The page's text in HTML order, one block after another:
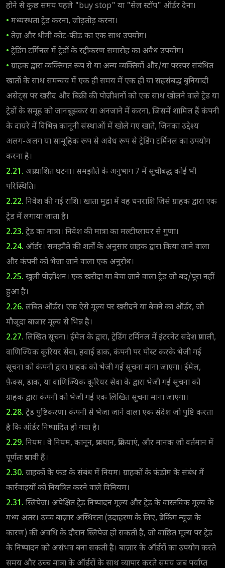
होने से कुछ समय पहले "buy stop" या "सेल स्टॉप" ऑर्डर देना।
• मध्यस्थता ट्रेड करना, जोड़तोड़ करना।
• तेज़ और धीमी कोट-फीड का एक साथ उपयोग।
• ट्रेडिंग टर्मिनल में ट्रेडों के रद्दीकरण समारोह का अवैध उपयोग।
• ग्राहक द्वारा व्यक्तिगत रूप से या अन्य व्यक्तियों और/या परस्पर संबंधित
खातों के साथ समन्वय में एक ही समय में एक ही या सहसंबद्ध बुनियादी
असेट्स पर खरीद और बिक्री की पोज़ीशनों को एक साथ खोलने वाले ट्रेड या
ट्रेडों के समूह को जानबूझकर या अनजाने में करना, जिसमें शामिल हैं कंपनी
के दायरे में विभिन्न कानूनी संस्थाओं में खोले गए खाते, जिनका उद्देश्य
अलग-अलग या सामूहिक रूप से अवैध रूप से ट्रेडिंग टर्मिनल का उपयोग
करना है।
2.21. अप्रत्याशित घटना। समझौते के अनुभाग 7 में सूचीबद्ध कोई भी
परिस्थिति।
2.22. निवेश की गई राशि। खाता मुद्रा में वह धनराशि जिसे ग्राहक द्वारा एक
ट्रेड में लगाया जाता है।
2.23. ट्रेड का मात्रा। निवेश की मात्रा का मल्टीप्लायर से गुणा।
2.24. ऑर्डर। समझौते की शर्तों के अनुसार ग्राहक द्वारा किया जाने वाला
और कंपनी को भेजा जाने वाला एक अनुरोध।
2.25. खुली पोज़ीशन। एक खरीदा या बेचा जाने वाला ट्रेड जो बंद/पूरा नहीं
हुआ है।
2.26. लंबित ऑर्डर। एक ऐसे मूल्य पर खरीदने या बेचने का ऑर्डर, जो
मौजूदा बाजार मूल्य से भिन्न है।
2.27. लिखित सूचना। ईमेल के द्वारा, ट्रेडिंग टर्मिनल में इंटरनेट संदेश प्रणाली,
वाणिज्यिक कूरियर सेवा, हवाई डाक, कंपनी पर पोस्ट करके भेजी गई
सूचना को कंपनी द्वारा ग्राहक को भेजी गई सूचना माना जाएगा। ईमेल,
फ़ैक्स, डाक, या वाणिज्यिक कूरियर सेवा के द्वारा भेजी गई सूचना को
ग्राहक द्वारा कंपनी को भेजी गई एक लिखित सूचना माना जाएगा।
2.28. ट्रेड पुष्टिकरण। कंपनी से भेजा जाने वाला एक संदेश जो पुष्टि करता
है कि ऑर्डर निष्पादित हो गया है।
2.29. नियम। वे नियम, कानून, प्रावधान, प्रक्रियाएं, और मानक जो वर्तमान में
पूर्णतः प्रभावी हैं।
2.30. ग्राहकों के फंड के संबंध में नियम। ग्राहकों के फंडोम के संबंध में
कार्रवाइयों को नियंत्रित करने वाले विनियम।
2.31. स्लिपेज। अपेक्षित ट्रेड निष्पादन मूल्य और ट्रेड के वास्तविक मूल्य के
मध्य अंतर। उच्च बाज़ार अस्थिरता (उदाहरण के लिए, ब्रेकिंग न्यूज के
कारण) की अवधि के दौरान स्लिपेज हो सकती है, जो वांछित मूल्य पर ट्रेड
के निष्पादन को असंभव बना सकती है। बाज़ार के ऑर्डरों का उपयोग करते
समय और उच्च मात्रा के ऑर्डरों के साथ व्यापार करते समय जब पर्याप्त